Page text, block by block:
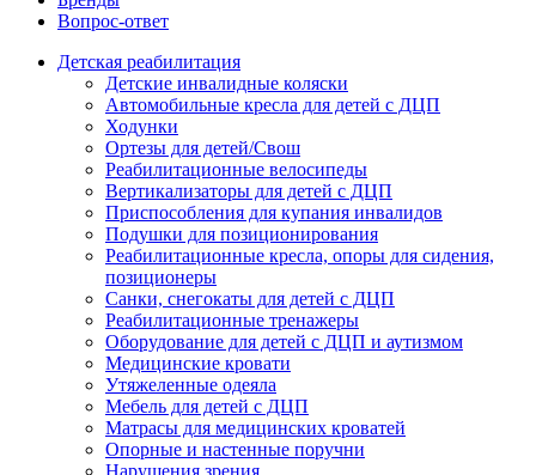
Вопрос-ответ
Детская реабилитация
Детские инвалидные коляски
Автомобильные кресла для детей с ДЦП
Ходунки
Ортезы для детей/Свош
Реабилитационные велосипеды
Вертикализаторы для детей с ДЦП
Приспособления для купания инвалидов
Подушки для позиционирования
Реабилитационные кресла, опоры для сидения,
позиционеры
Санки, снегокаты для детей с ДЦП
Реабилитационные тренажеры
Оборудование для детей с ДЦП и аутизмом
Медицинские кровати
Утяжеленные одеяла
Мебель для детей с ДЦП
Матрасы для медицинских кроватей
Опорные и настенные поручни
Нарушения зрения